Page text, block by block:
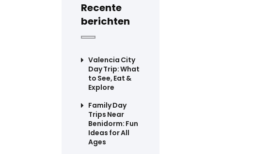
Recente
berichten
Valencia City
Day Trip: What
to See, Eat &
Explore
Family Day
Trips Near
Benidorm: Fun
Ideas for All
Ages